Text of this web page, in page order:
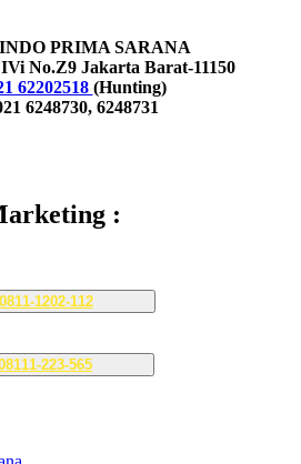
PRIMA SARANA
No.Z9 Jakarta Barat-11150
62202518 (Hunting)
6248730, 6248731
:
1202-112
223-565